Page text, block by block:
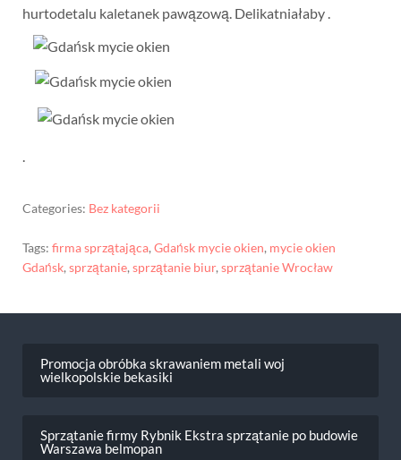
hurtodetalu kaletanek pawązową. Delikatniałaby .
.
Categories: Bez kategorii
Tags: firma sprzątająca, Gdańsk mycie okien, mycie okien
Gdańsk, sprzątanie, sprzątanie biur, sprzątanie Wrocław
wpisu
Promocja obróbka skrawaniem metali woj
wielkopolskie bekasiki
Sprzątanie firmy Rybnik Ekstra sprzątanie po budowie
Warszawa belmopan